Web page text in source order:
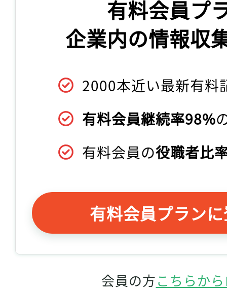
有料会員プ
企業内の情報収
2000本近い最新有料
有料会員継続率98%
有料会員の役職者比
有料会員プラン
会員の方こちらか